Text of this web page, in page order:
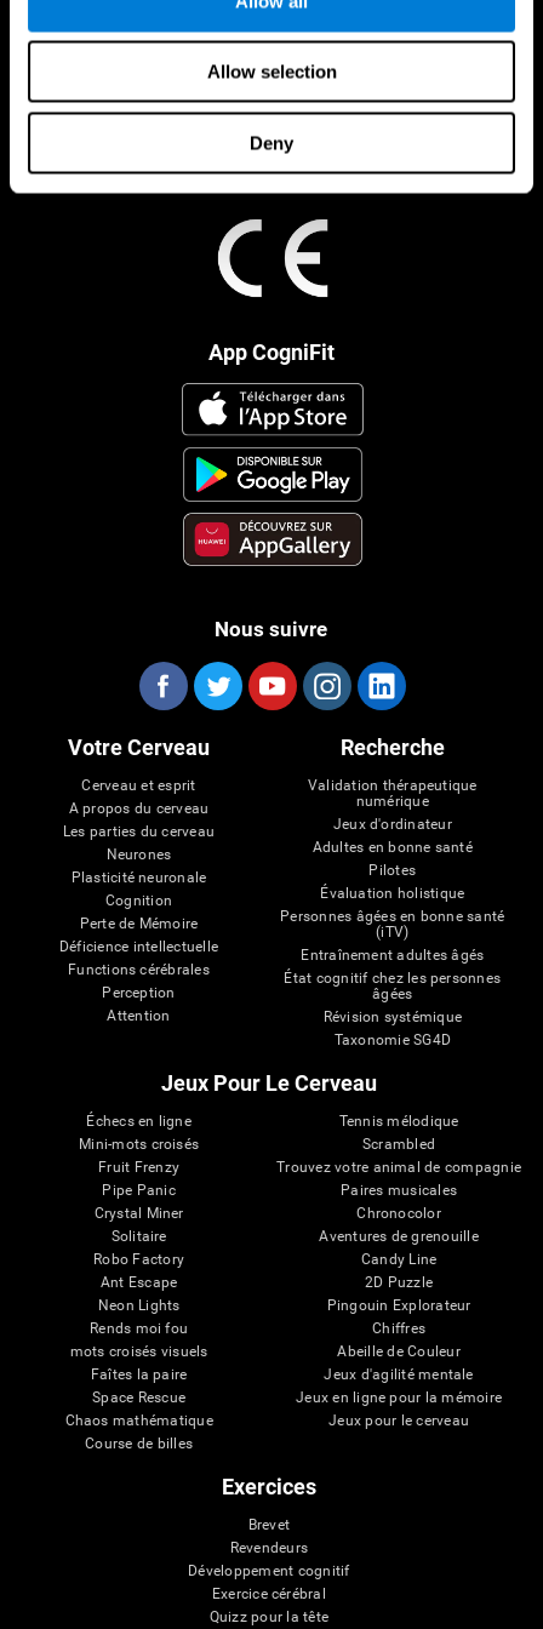
Allow selection
Deny
App CogniFit
Nous suivre
Votre Cerveau
Cerveau et esprit
A propos du cerveau
Les parties du cerveau
Neurones
Plasticité neuronale
Cognition
Perte de Mémoire
Déficience intellectuelle
Functions cérébrales
Perception
Attention
Recherche
Validation thérapeutique
numérique
Jeux d'ordinateur
Adultes en bonne santé
Pilotes
Évaluation holistique
Personnes âgées en bonne santé
(iTV)
Entraînement adultes âgés
État cognitif chez les personnes
âgées
Révision systémique
Taxonomie SG4D
Jeux Pour Le Cerveau
Échecs en ligne
Mini-mots croisés
Fruit Frenzy
Pipe Panic
Crystal Miner
Solitaire
Robo Factory
Ant Escape
Neon Lights
Rends moi fou
mots croisés visuels
Faîtes la paire
Space Rescue
Chaos mathématique
Course de billes
Tennis mélodique
Scrambled
Trouvez votre animal de compagnie
Paires musicales
Chronocolor
Aventures de grenouille
Candy Line
2D Puzzle
Pingouin Explorateur
Chiffres
Abeille de Couleur
Jeux d'agilité mentale
Jeux en ligne pour la mémoire
Jeux pour le cerveau
Exercices
Brevet
Revendeurs
Développement cognitif
Exercice cérébral
Quizz pour la tête